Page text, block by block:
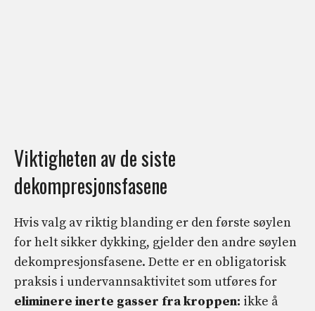
Viktigheten av de siste
dekompresjonsfasene
Hvis valg av riktig blanding er den første søylen
for helt sikker dykking, gjelder den andre søylen
dekompresjonsfasene. Dette er en obligatorisk
praksis i undervannsaktivitet som utføres for
eliminere inerte gasser fra kroppen: ikke å